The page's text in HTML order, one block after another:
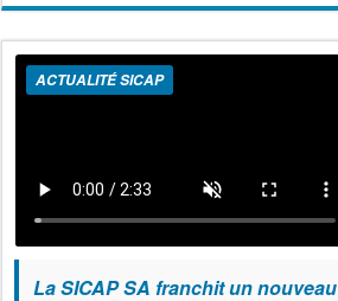
ACTUALITÉ SICAP
La SICAP SA franchit un nouveau